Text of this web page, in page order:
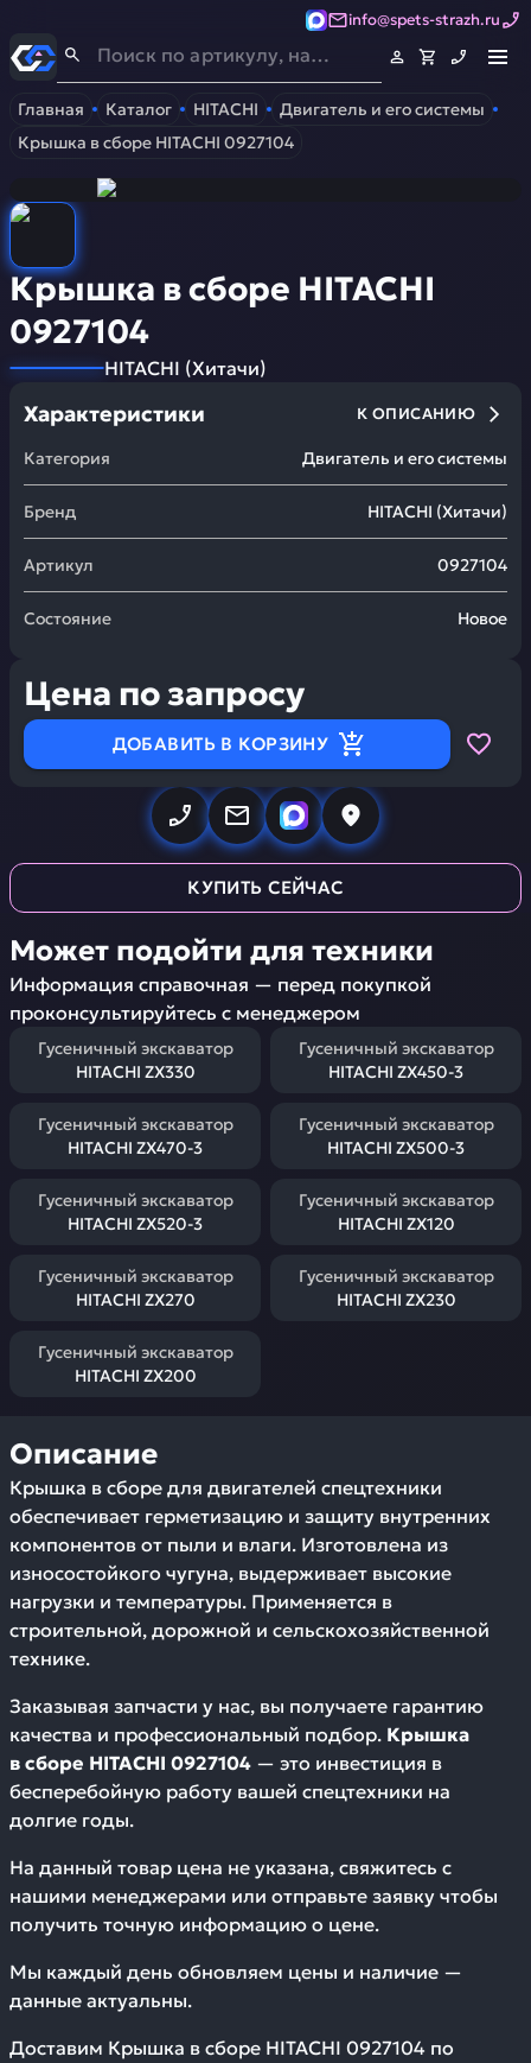
info@spets-strazh.ru
Спец-Страж- Запчасти для спецтехники
Главная Каталог HITACHI
Двигатель и его системы
Крышка в сборе HITACHI 0927104
Крышка в сборе HITACHI
0927104
HITACHI (Хитачи)
Характеристики К ОПИСАНИЮ
Категория Двигатель и его системы
Бренд HITACHI (Хитачи)
Артикул 0927104
Состояние Новое
Цена по запросу
ДОБАВИТЬ В КОРЗИНУ
КУПИТЬ СЕЙЧАС
Может подойти для техники
Информация справочная — перед покупкой
проконсультируйтесь с менеджером
Гусеничный экскаватор
HITACHI ZX330
Гусеничный экскаватор
HITACHI ZX450-3
Гусеничный экскаватор
HITACHI ZX470-3
Гусеничный экскаватор
HITACHI ZX500-3
Гусеничный экскаватор
HITACHI ZX520-3
Гусеничный экскаватор
HITACHI ZX120
Гусеничный экскаватор
HITACHI ZX270
Гусеничный экскаватор
HITACHI ZX230
Гусеничный экскаватор
HITACHI ZX200
Описание
Крышка в сборе для двигателей спецтехники
обеспечивает герметизацию и защиту внутренних
компонентов от пыли и влаги. Изготовлена из
износостойкого чугуна, выдерживает высокие
нагрузки и температуры. Применяется в
строительной, дорожной и сельскохозяйственной
технике.
Заказывая запчасти у нас, вы получаете гарантию
качества и профессиональный подбор. Крышка
в сборе HITACHI 0927104 — это инвестиция в
бесперебойную работу вашей спецтехники на
долгие годы.
На данный товар цена не указана, свяжитесь с
нашими менеджерами или отправьте заявку чтобы
получить точную информацию о цене.
Мы каждый день обновляем цены и наличие —
данные актуальны.
Доставим Крышка в сборе HITACHI 0927104 по